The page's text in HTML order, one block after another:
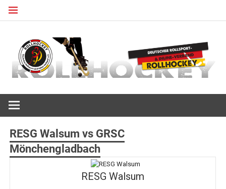
Zum
RESG Walsum vs GRSC
Mönchengladbach
RESG Walsum